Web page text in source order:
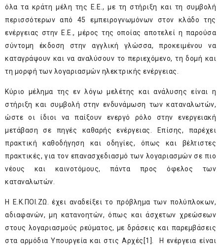
όλα τα κράτη μέλη της Ε.Ε., με τη στήριξη και τη συμβολή
περισσότερων από 45 εμπειρογνωμόνων στον κλάδο της
ενέργειας στην Ε.Ε., μέρος της οποίας αποτελεί η παρούσα
σύντομη έκδοση στην αγγλική γλώσσα, προκειμένου να
καταγράψουν και να αναλύσουν το περιεχόμενο, τη δομή και
τη μορφή των λογαριασμών ηλεκτρικής ενέργειας.
Κύριο μέλημα της εν λόγω μελέτης και ανάλυσης είναι η
στήριξη και συμβολή στην ενδυνάμωση των καταναλωτών,
ώστε οι ίδιοι να παίξουν ενεργό ρόλο στην ενεργειακή
μετάβαση σε πηγές καθαρής ενέργειας. Επίσης, παρέχει
πρακτική καθοδήγηση και οδηγίες, όπως και βέλτιστες
πρακτικές, για τον επανασχεδιασμό των λογαριασμών σε πιο
νέους και καινοτόμους, πάντα προς όφελος των
καταναλωτών.
Η Ε.Κ.ΠΟΙ.ΖΩ. έχει αναδείξει το πρόβλημα των πολύπλοκων,
αδιαφανών, μη κατανοητών, όπως και άσχετων χρεώσεων
στους λογαριασμούς ρεύματος, με δράσεις και παρεμβάσεις
στα αρμόδια Υπουργεία και στις Αρχές [1]. Η ενέργεια είναι